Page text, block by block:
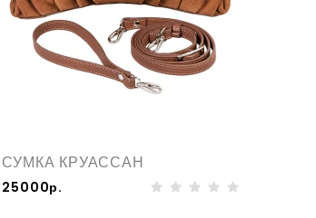
СУМКА КРУАССАН
25000р.